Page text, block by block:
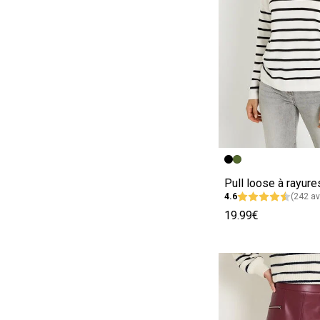
Image précédente
Image suivante
Pull loose à
4.6 (242
19.99€